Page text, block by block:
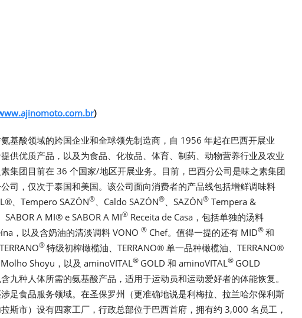
)
基酸领域的跨国企业和全球领先制造商，自 1956 年起在巴西开展业
供优质产品，以及为食品、化妆品、体育、制药、动物营养行业及农业
集团目前在 36 个国家/地区开展业务。目前，巴西分公司是味之素集团
司，仅次于泰国和美国。该公司面向消费者的产品线包括增鲜调味料
®、Tempero SAZÓN®、Caldo SAZÓN®、SAZÓN® Tempera &
SABOR A MI® e SABOR A MI® Receita de Casa，包括单独的汤料
，以及含奶油的清淡调料 VONO ® Chef。值得一提的还有 MID®和
®特级初榨橄榄油、TERRANO® 单一品种橄榄油、TERRANO®
Molho Shoyu，以及 aminoVITAL® GOLD 和 aminoVITAL® GOLD
九种人体所需的氨基酸产品，适用于运动员和运动爱好者的体能恢复。
足食品服务领域。在圣保罗州（更准确地说是利梅拉、拉兰哈尔保利斯
斯市）设有四家工厂，行政总部位于巴西首府，拥有约 3,000 名员工，